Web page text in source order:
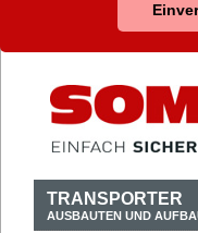
TRANSPORTER
AUSBAUTEN UND